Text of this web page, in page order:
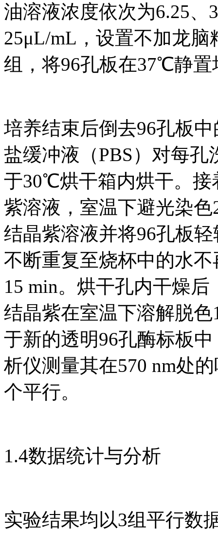
油溶液浓度依次为6.25、
25μL/mL，设置不加龙
组，将96孔板在37℃静置
培养结束后倒去96孔板
盐缓冲液（PBS）对每
于30℃烘干箱内烘干。接
紫溶液，室温下避光染
结晶紫溶液并将96孔板
不断重复至烧杯中的水
15 min。烘干孔内干燥
结晶紫在室温下溶解脱
于新的透明96孔酶标板
析仪测量其在570 nm处
个平行。
1.4数据统计与分析
实验结果均以3组平行数